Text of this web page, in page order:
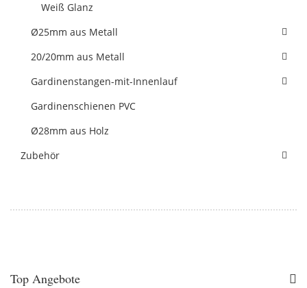
Weiß Glanz
Ø25mm aus Metall
20/20mm aus Metall
Gardinenstangen-mit-Innenlauf
Gardinenschienen PVC
Ø28mm aus Holz
Zubehör
Top Angebote